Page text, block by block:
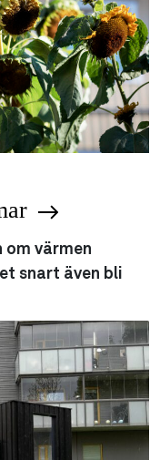
om värmen
snart även bli